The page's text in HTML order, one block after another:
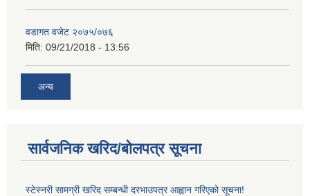
वडागत वजेट २०७५/०७६
मिति: 09/21/2018 - 13:56
अन्य
सार्वजनिक खरिद/बोलपत्र सूचना
स्टेस्नरी सामग्री खरिद सम्बन्धी दरभाउपत्र आह्वान गरिएको सूचना!